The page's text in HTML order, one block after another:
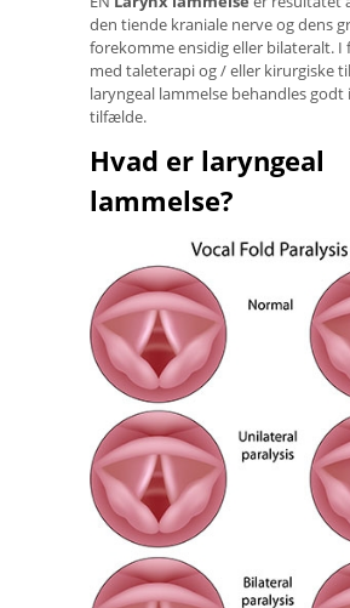
den tiende kraniale nerve og dens
forekomme ensidig eller bilateralt. I
med taleterapi og / eller kirurgiske
laryngeal lammelse behandles godt
tilfælde.
Hvad er laryngeal
lammelse?